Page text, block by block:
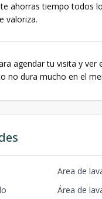
ahorras tiempo todos
valoriza.
agendar tu visita y ver
no dura mucho en el
Area de
Área de